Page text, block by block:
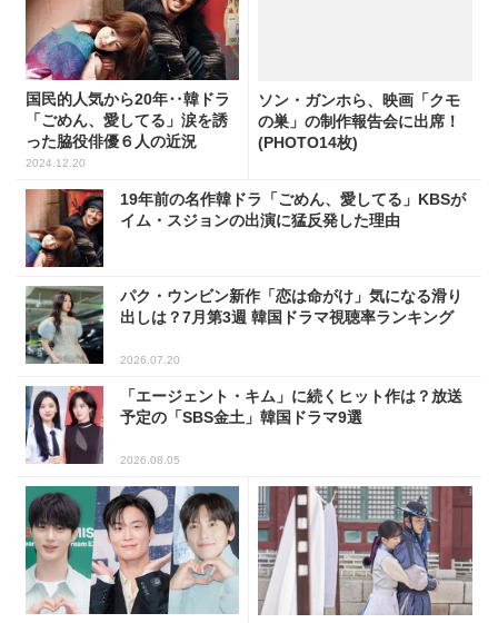
国民的人気から20年‥韓ドラ
「ごめん、愛してる」涙を誘
った脇役俳優６人の近況
2024.12.20
ソン・ガンホら、映画「クモ
の巣」の制作報告会に出席！
(PHOTO14枚)
19年前の名作韓ドラ「ごめん、愛してる」KBSが
イム・スジョンの出演に猛反発した理由
パク・ウンビン新作「恋は命がけ」気になる滑り
出しは？7月第3週 韓国ドラマ視聴率ランキング
2026.07.20
「エージェント・キム」に続くヒット作は？放送
予定の「SBS金土」韓国ドラマ9選
2026.08.05